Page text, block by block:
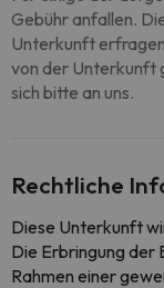
Gebühr anfallen.
Unterkunft
von der Unterkunft
sich bitte an uns.
Rechtliche
Diese Unterkunft
Die Erbringung der
Rahmen einer